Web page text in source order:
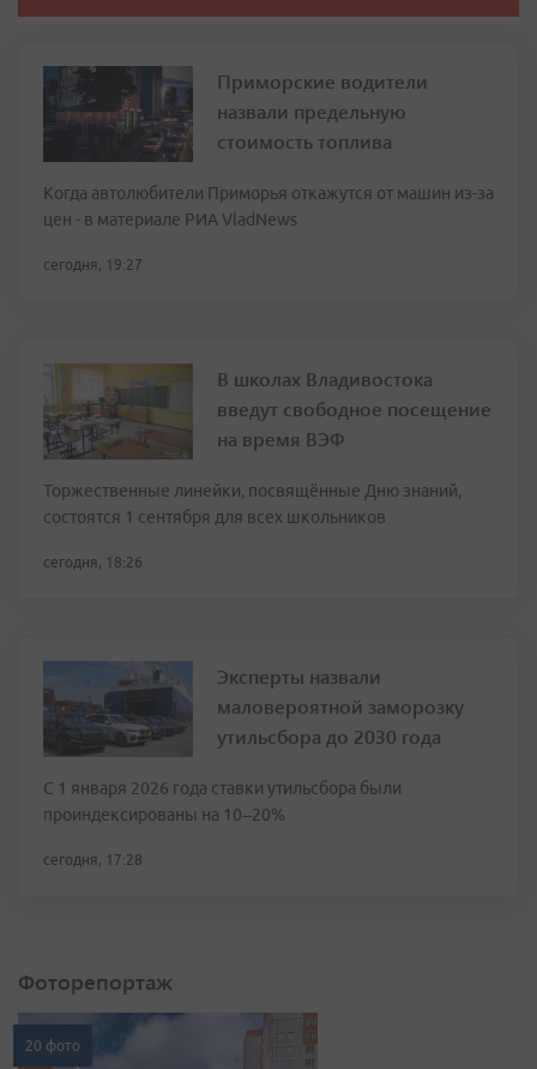
Приморские водители
назвали предельную
стоимость топлива
Когда автолюбители Приморья откажутся от машин из-за
цен - в материале РИА VladNews
сегодня, 19:27
В школах Владивостока
введут свободное посещение
на время ВЭФ
Торжественные линейки, посвящённые Дню знаний,
состоятся 1 сентября для всех школьников
сегодня, 18:26
Эксперты назвали
маловероятной заморозку
утильсбора до 2030 года
С 1 января 2026 года ставки утильсбора были
проиндексированы на 10–20%
сегодня, 17:28
Фоторепортаж
20 фото